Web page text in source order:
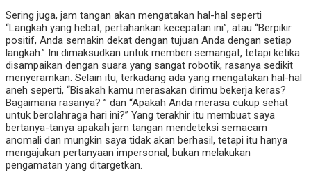
Sering juga, jam tangan akan mengatakan hal-hal seperti
“Langkah yang hebat, pertahankan kecepatan ini”, atau “Berpikir
positif, Anda semakin dekat dengan tujuan Anda dengan setiap
langkah.” Ini dimaksudkan untuk memberi semangat, tetapi ketika
disampaikan dengan suara yang sangat robotik, rasanya sedikit
menyeramkan. Selain itu, terkadang ada yang mengatakan hal-hal
aneh seperti, “Bisakah kamu merasakan dirimu bekerja keras?
Bagaimana rasanya? ” dan “Apakah Anda merasa cukup sehat
untuk berolahraga hari ini?” Yang terakhir itu membuat saya
bertanya-tanya apakah jam tangan mendeteksi semacam
anomali dan mungkin saya tidak akan berhasil, tetapi itu hanya
mengajukan pertanyaan impersonal, bukan melakukan
pengamatan yang ditargetkan.